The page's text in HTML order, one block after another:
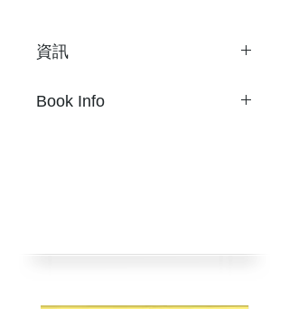
資訊
每盒6件玻璃片
挪石社出版
Book Info
Limited 100 copies